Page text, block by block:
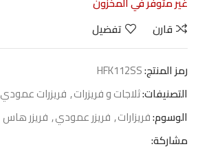
قارن
تفضيل
رمز المنتج:HFK112SS
التصنيفات:ثلاجات و فريزرات, فريزرات عمودي
الوسوم:فريزارات, فريزر عمودي, فريزر هاس
مشاركة: